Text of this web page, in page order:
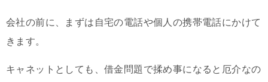
会社の前に、まずは自宅の電話や個人の携帯電話にかけて
きます。
キャネットとしても、借金問題で揉め事になると厄介なの